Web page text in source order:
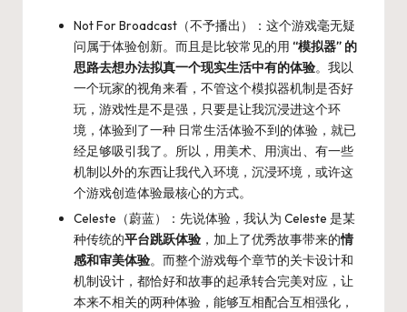
Not For Broadcast（不予播出）：这个游戏毫无疑
问属于体验创新。而且是比较常见的用 “模拟器” 的
思路去想办法拟真一个现实生活中有的体验。我以
一个玩家的视角来看，不管这个模拟器机制是否好
玩，游戏性是不是强，只要是让我沉浸进这个环
境，体验到了一种 日常生活体验不到的体验，就已
经足够吸引我了。所以，用美术、用演出、有一些
机制以外的东西让我代入环境，沉浸环境，或许这
个游戏创造体验最核心的方式。
Celeste（蔚蓝）：先说体验，我认为 Celeste 是某
种传统的平台跳跃体验 ，加上了优秀故事带来的情
感和审美体验。而整个游戏每个章节的关卡设计和
机制设计，都恰好和故事的起承转合完美对应，让
本来不相关的两种体验，能够互相配合互相强化，